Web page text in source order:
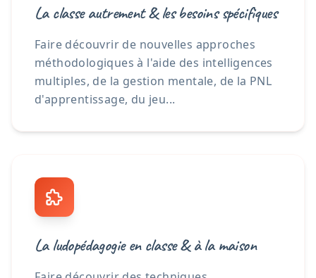
La classe autrement & les besoins spécifiques
Faire découvrir de nouvelles approches
méthodologiques à l'aide des intelligences
multiples, de la gestion mentale, de la PNL
d'apprentissage, du jeu...
La ludopédagogie en classe & à la maison